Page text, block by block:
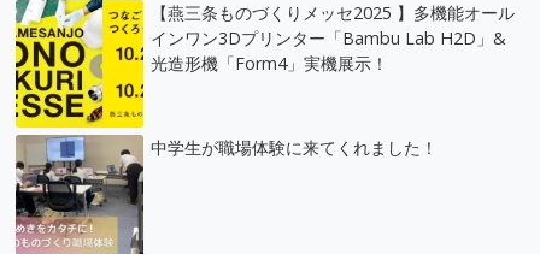
【燕三条ものづくりメッセ2025 】多機能オール
インワン3Dプリンター「Bambu Lab H2D」&
光造形機「Form4」実機展示！
中学生が職場体験に来てくれました！